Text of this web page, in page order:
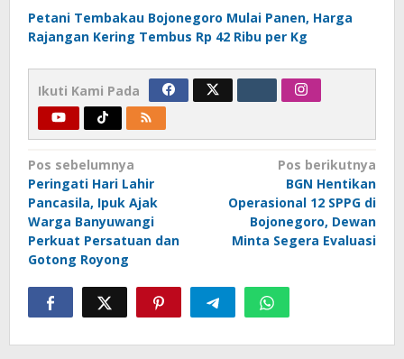
Petani Tembakau Bojonegoro Mulai Panen, Harga
Rajangan Kering Tembus Rp 42 Ribu per Kg
Ikuti Kami Pada
Navigasi
pos
Pos sebelumnya
Peringati Hari Lahir
Pancasila, Ipuk Ajak
Warga Banyuwangi
Perkuat Persatuan dan
Gotong Royong
Pos berikutnya
BGN Hentikan
Operasional 12 SPPG di
Bojonegoro, Dewan
Minta Segera Evaluasi